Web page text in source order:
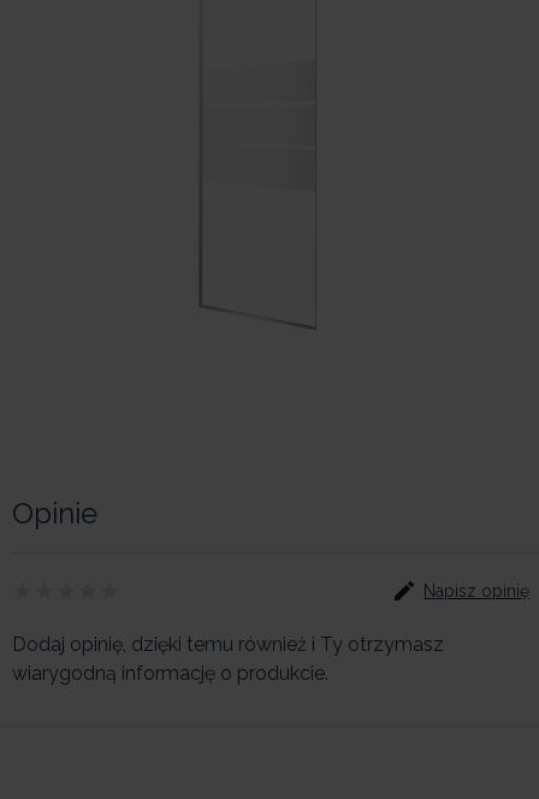
Opinie
Napisz opinię
Dodaj opinię, dzięki temu również i Ty otrzymasz
wiarygodną informację o produkcie.